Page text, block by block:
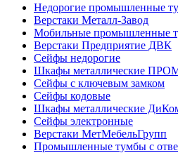
Недорогие промышленные
Верстаки Металл-Завод
Мобильные промышленные
Верстаки Предприятие ДВК
Сейфы недорогие
Шкафы металлические
Сейфы с ключевым замком
Сейфы кодовые
Шкафы металлические
Сейфы электронные
Верстаки МетМебельГрупп
Промышленные тумбы с